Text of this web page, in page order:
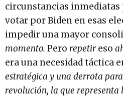
circunstancias inmediatas
votar por Biden en esas
impedir una mayor
momento. Pero repetir eso
era una necesidad táctica
estratégica y una derrota
revolución, la que representa